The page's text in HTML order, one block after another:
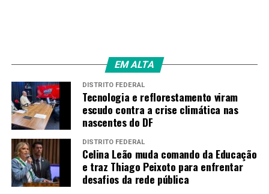
Calderano e Bruna Takahashi vencem estreia no WTT
Champions Frankfurt
RECENTES
Triatlo: Manoel Messias é bicampeão da etapa da Copa
do Mundo no Chile
Amarildo Mota
EM ALTA
DISTRITO FEDERAL
Tecnologia e reflorestamento viram
escudo contra a crise climática nas
nascentes do DF
DISTRITO FEDERAL
Celina Leão muda comando da Educação
e traz Thiago Peixoto para enfrentar
desafios da rede pública